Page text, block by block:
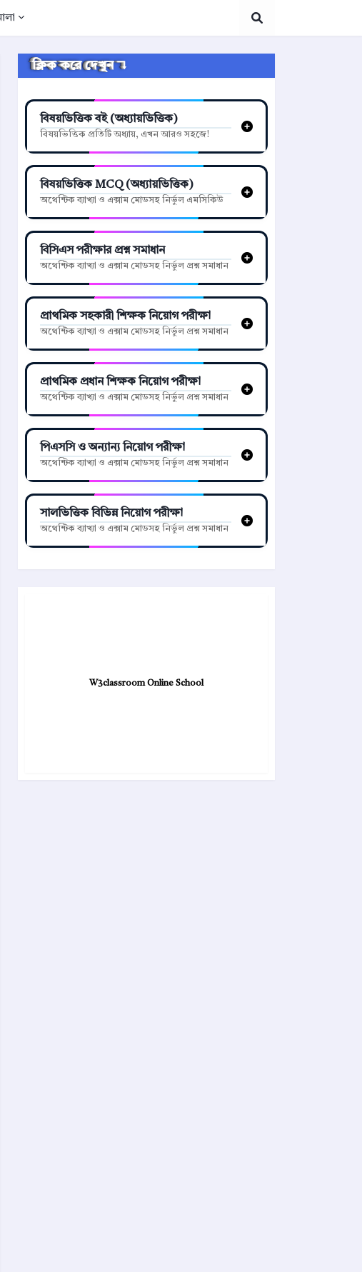
ক্লিক করে দেখুন ↴
বিষয়ভিত্তিক বই (অধ্যায়ভিত্তিক)
বিষয়ভিত্তিক প্রতিটি অধ্যায়, এখন আরও সহজে!
বিষয়ভিত্তিক MCQ (অধ্যায়ভিত্তিক)
অথেন্টিক ব্যাখ্যা ও এক্সাম মোডসহ নির্ভুল এমসিকিউ
বিসিএস পরীক্ষার প্রশ্ন সমাধান
অথেন্টিক ব্যাখ্যা ও এক্সাম মোডসহ নির্ভুল প্রশ্ন সমাধান
প্রাথমিক সহকারী শিক্ষক নিয়োগ পরীক্ষা
অথেন্টিক ব্যাখ্যা ও এক্সাম মোডসহ নির্ভুল প্রশ্ন সমাধান
প্রাথমিক প্রধান শিক্ষক নিয়োগ পরীক্ষা
অথেন্টিক ব্যাখ্যা ও এক্সাম মোডসহ নির্ভুল প্রশ্ন সমাধান
পিএসসি ও অন্যান্য নিয়োগ পরীক্ষা
অথেন্টিক ব্যাখ্যা ও এক্সাম মোডসহ নির্ভুল প্রশ্ন সমাধান
সালভিত্তিক বিভিন্ন নিয়োগ পরীক্ষা
অথেন্টিক ব্যাখ্যা ও এক্সাম মোডসহ নির্ভুল প্রশ্ন সমাধান
W3classroom Online School